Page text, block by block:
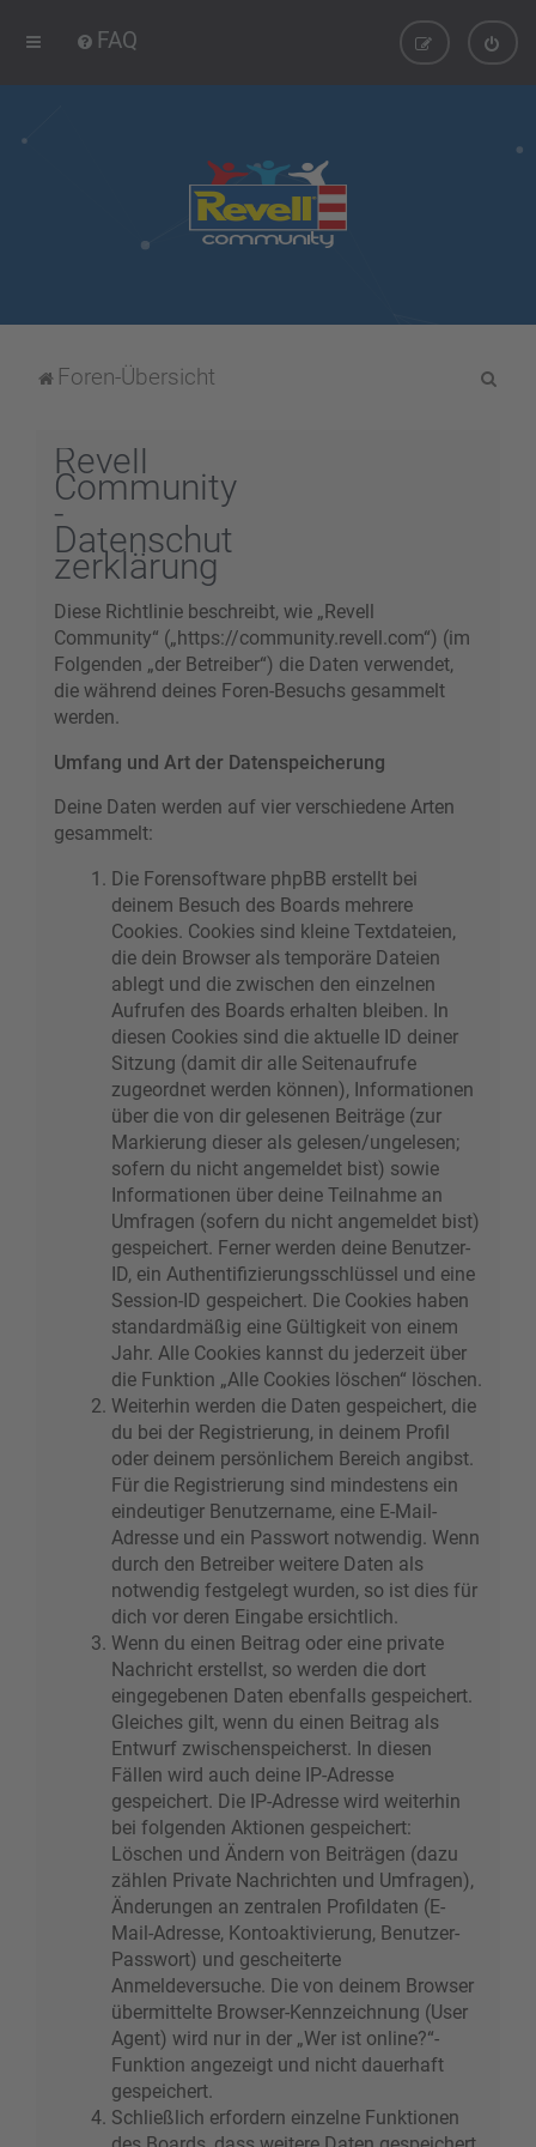
FAQ
Foren-Übersicht
Revell
Community
-
Datenschut
zerklärung
Diese Richtlinie beschreibt, wie „Revell
Community“ („https://community.revell.com“) (im
Folgenden „der Betreiber“) die Daten verwendet,
die während deines Foren-Besuchs gesammelt
werden.
Umfang und Art der Datenspeicherung
Deine Daten werden auf vier verschiedene Arten
gesammelt:
Die Forensoftware phpBB erstellt bei
deinem Besuch des Boards mehrere
Cookies. Cookies sind kleine Textdateien,
die dein Browser als temporäre Dateien
ablegt und die zwischen den einzelnen
Aufrufen des Boards erhalten bleiben. In
diesen Cookies sind die aktuelle ID deiner
Sitzung (damit dir alle Seitenaufrufe
zugeordnet werden können), Informationen
über die von dir gelesenen Beiträge (zur
Markierung dieser als gelesen/ungelesen;
sofern du nicht angemeldet bist) sowie
Informationen über deine Teilnahme an
Umfragen (sofern du nicht angemeldet bist)
gespeichert. Ferner werden deine Benutzer-
ID, ein Authentifizierungsschlüssel und eine
Session-ID gespeichert. Die Cookies haben
standardmäßig eine Gültigkeit von einem
Jahr. Alle Cookies kannst du jederzeit über
die Funktion „Alle Cookies löschen“ löschen.
Weiterhin werden die Daten gespeichert, die
du bei der Registrierung, in deinem Profil
oder deinem persönlichem Bereich angibst.
Für die Registrierung sind mindestens ein
eindeutiger Benutzername, eine E-Mail-
Adresse und ein Passwort notwendig. Wenn
durch den Betreiber weitere Daten als
notwendig festgelegt wurden, so ist dies für
dich vor deren Eingabe ersichtlich.
Wenn du einen Beitrag oder eine private
Nachricht erstellst, so werden die dort
eingegebenen Daten ebenfalls gespeichert.
Gleiches gilt, wenn du einen Beitrag als
Entwurf zwischenspeicherst. In diesen
Fällen wird auch deine IP-Adresse
gespeichert. Die IP-Adresse wird weiterhin
bei folgenden Aktionen gespeichert:
Löschen und Ändern von Beiträgen (dazu
zählen Private Nachrichten und Umfragen),
Änderungen an zentralen Profildaten (E-
Mail-Adresse, Kontoaktivierung, Benutzer-
Passwort) und gescheiterte
Anmeldeversuche. Die von deinem Browser
übermittelte Browser-Kennzeichnung (User
Agent) wird nur in der „Wer ist online?“-
Funktion angezeigt und nicht dauerhaft
gespeichert.
Schließlich erfordern einzelne Funktionen